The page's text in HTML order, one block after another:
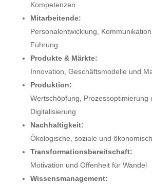
Kompetenzen
Mitarbeitende:
Personalentwicklung,
Führung
Produkte & Märkte:
Innovation, Geschäftsmodelle und
Produktion:
Wertschöpfung, Prozessoptimierung
Digitalisierung
Nachhaltigkeit:
Ökologische, soziale und
Transformationsbereitschaft:
Motivation und Offenheit für Wandel
Wissensmanagement: